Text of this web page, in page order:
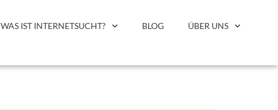
WAS IST INTERNETSUCHT? BLOG ÜBER UNS